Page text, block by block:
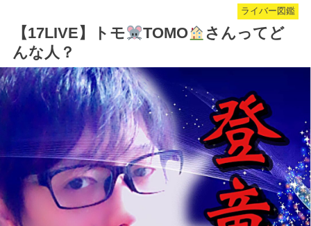
ライバー図鑑
【17LIVE】トモ TOMO
さんってど
んな人？